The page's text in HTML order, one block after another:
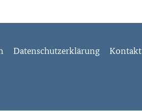
Datenschutzerklärung Kontakt